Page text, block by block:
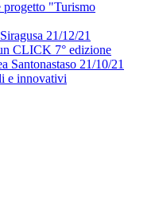
progetto "Turismo
21/12/21
CLICK 7° edizione
Santonastaso 21/10/21
e innovativi